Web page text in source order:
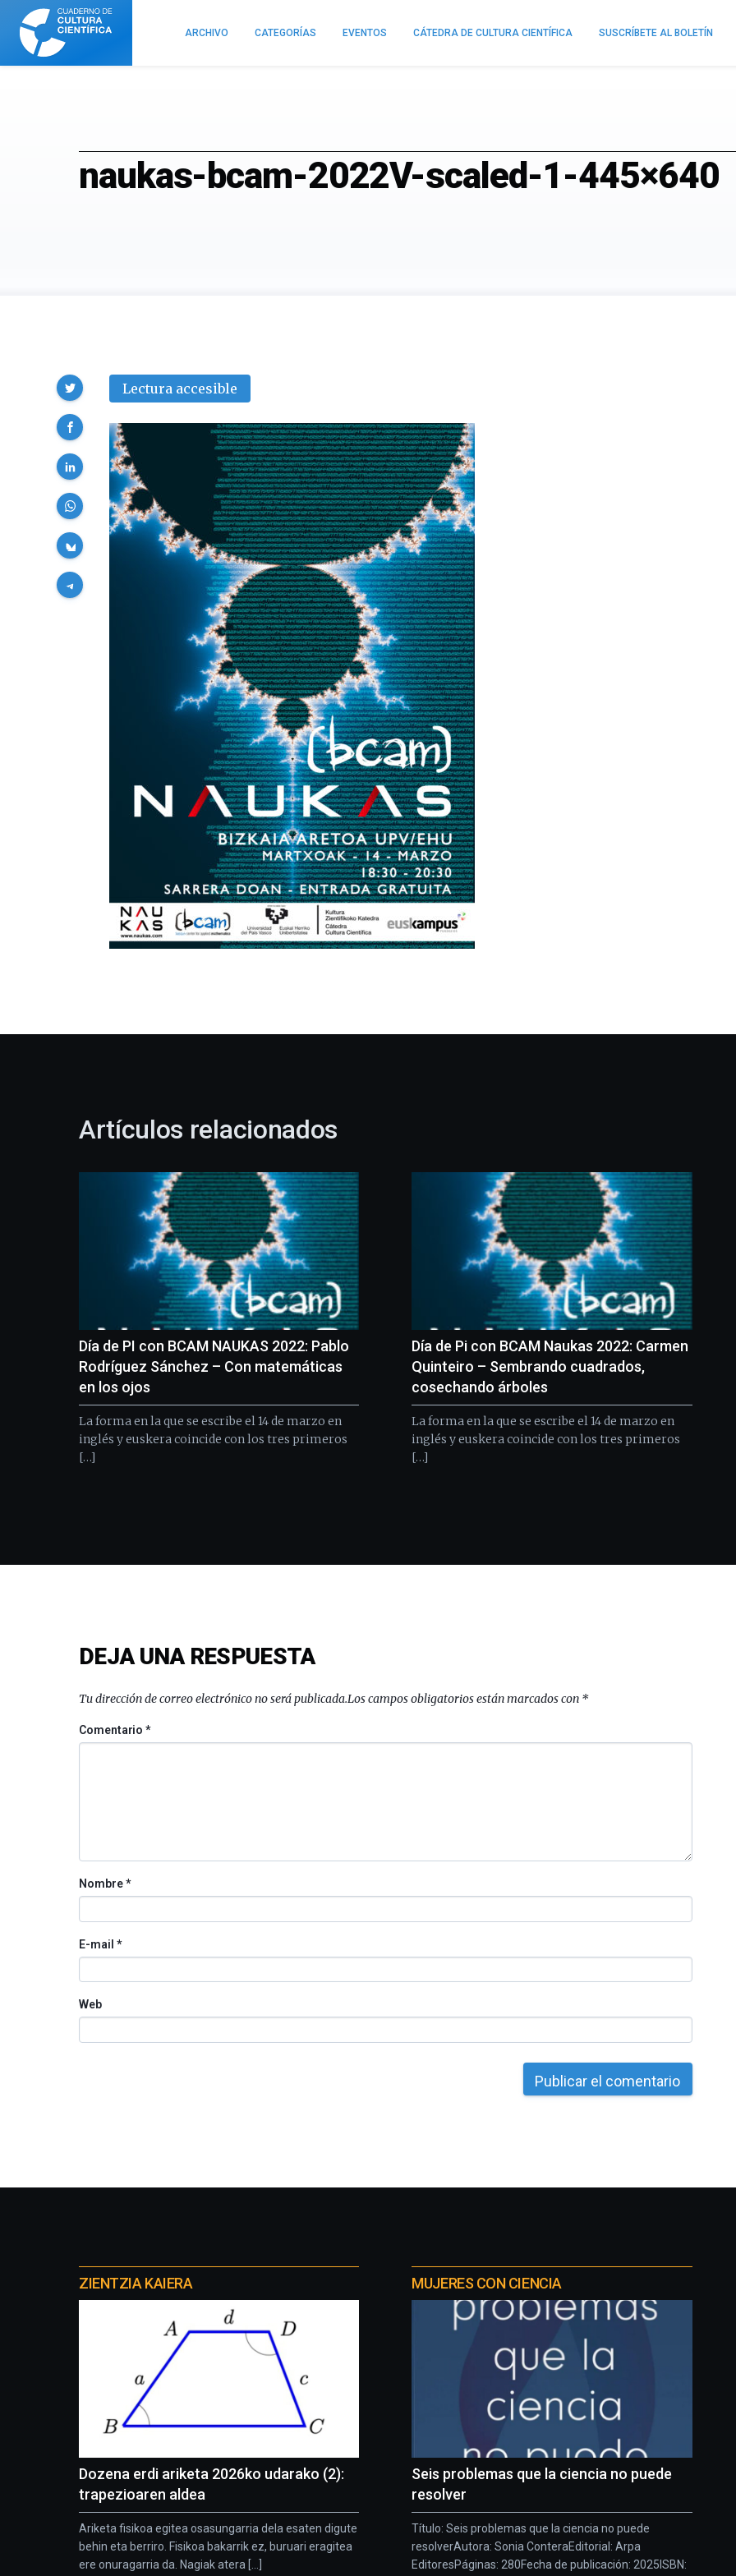
Cuaderno
Cultura
Científica
ARCHIVO CATEGORÍAS EVENTOS CÁTEDRA DE CULTURA CIENTÍFICA SUSCRÍBETE AL BOLETÍN
naukas-bcam-2022V-scaled-1-445×640
Lectura accesible
Compartir
Artículos relacionados
Día de PI con BCAM NAUKAS 2022: Pablo
Rodríguez Sánchez – Con matemáticas
en los ojos
La forma en la que se escribe el 14 de marzo en
inglés y euskera coincide con los tres primeros
[…]
Día de Pi con BCAM Naukas 2022: Carmen
Quinteiro – Sembrando cuadrados,
cosechando árboles
La forma en la que se escribe el 14 de marzo en
inglés y euskera coincide con los tres primeros
[…]
DEJA UNA RESPUESTA
Tu dirección de correo electrónico no será publicada.Los campos obligatorios están marcados con *
Comentario*
Nombre*
E-mail *
Web
proyectos
ZIENTZIA KAIERA
Dozena erdi ariketa 2026ko udarako (2):
trapezioaren aldea
Ariketa fisikoa egitea osasungarria dela esaten digute
behin eta berriro. Fisikoa bakarrik ez, buruari eragitea
ere onuragarria da. Nagiak atera [...]
MUJERES CON CIENCIA
Seis problemas que la ciencia no puede
resolver
Título: Seis problemas que la ciencia no puede
resolverAutora: Sonia ConteraEditorial: Arpa
EditoresPáginas: 280Fecha de publicación: 2025ISBN: